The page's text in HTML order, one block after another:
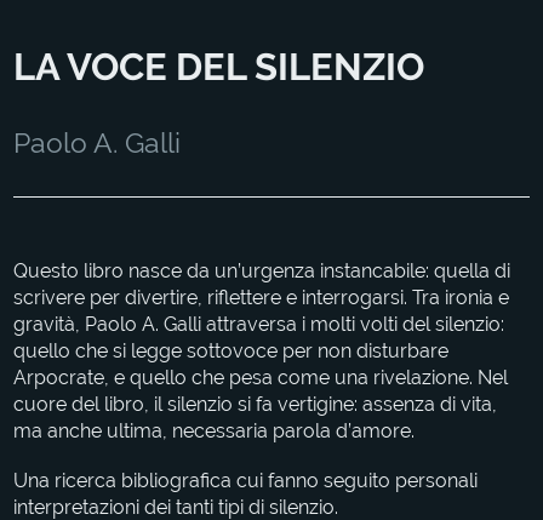
LA VOCE DEL SILENZIO
Paolo A. Galli
Questo libro nasce da un’urgenza instancabile: quella di
scrivere per divertire, riflettere e interrogarsi. Tra ironia e
gravità, Paolo A. Galli attraversa i molti volti del silenzio:
quello che si legge sottovoce per non disturbare
Arpocrate, e quello che pesa come una rivelazione. Nel
cuore del libro, il silenzio si fa vertigine: assenza di vita,
ma anche ultima, necessaria parola d’amore.
Una ricerca bibliografica cui fanno seguito personali
interpretazioni dei tanti tipi di silenzio.